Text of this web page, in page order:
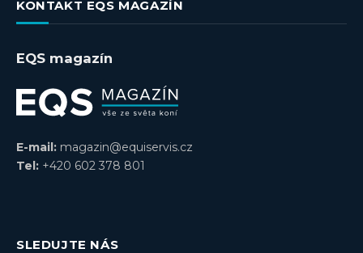
KONTAKT EQS MAGAZÍN
EQS magazín
E-mail: magazin@equiservis.cz
Tel: +420 602 378 801
SLEDUJTE NÁS